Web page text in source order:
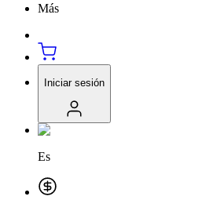
Más
Iniciar sesión
Es